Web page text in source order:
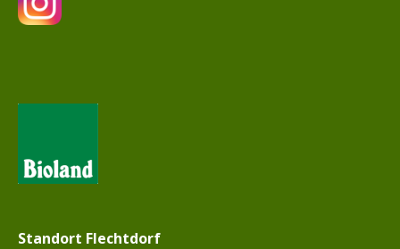
Standort Flechtdorf